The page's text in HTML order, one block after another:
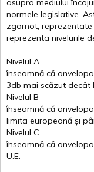
asupra mediului
normele legislative.
zgomot, reprezentate
reprezenta nivelurile
Nivelul A
înseamnă că anvelopa
3db mai scăzut decât
Nivelul B
înseamnă că anvelopa
limita europeană și
Nivelul C
înseamnă că anvelopa
U.E.